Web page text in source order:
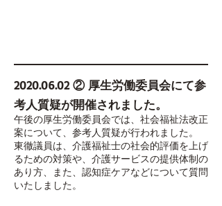
2020.06.02② 厚生労働委員会にて参
考人質疑が開催されました。
午後の厚生労働委員会では、社会福祉法改正
案について、参考人質疑が行われました。
東徹議員は、介護福祉士の社会的評価を上げ
るための対策や、介護サービスの提供体制の
あり方、また、認知症ケアなどについて質問
いたしました。